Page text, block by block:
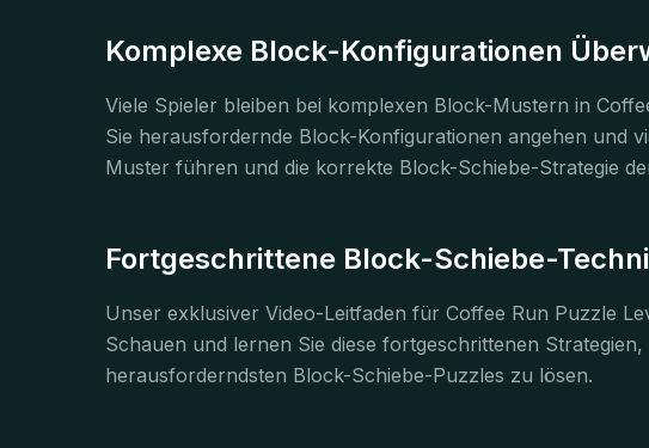
Komplexe Block-Konfigurationen
Viele Spieler bleiben bei komplexen Block-Mustern in
Sie herausfordernde Block-Konfigurationen angehen und
Muster führen und die korrekte Block-Schiebe-Strategie
Fortgeschrittene Block-Schiebe-
Unser exklusiver Video-Leitfaden für Coffee Run Puzzle
Schauen und lernen Sie diese fortgeschrittenen
herausforderndsten Block-Schiebe-Puzzles zu lösen.